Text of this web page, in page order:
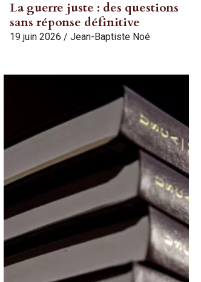
La guerre juste : des questions
sans réponse définitive
19 juin 2026 / Jean-Baptiste Noé